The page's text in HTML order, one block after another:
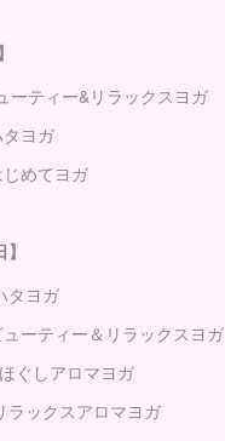
ティー&リラックスヨガ
ヨガ
めてヨガ
タヨガ
ーティー＆リラックスヨガ
ぐしアロマヨガ
ックスアロマヨガ